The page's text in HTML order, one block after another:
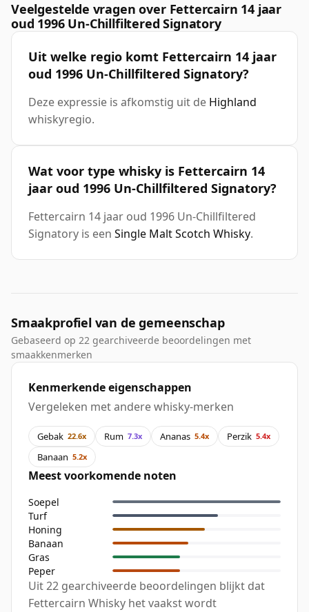
Veelgestelde vragen over Fettercairn 14 jaar
oud 1996 Un-Chillfiltered Signatory
Uit welke regio komt Fettercairn 14 jaar
oud 1996 Un-Chillfiltered Signatory?
Deze expressie is afkomstig uit de Highland
whiskyregio.
Wat voor type whisky is Fettercairn 14
jaar oud 1996 Un-Chillfiltered Signatory?
Fettercairn 14 jaar oud 1996 Un-Chillfiltered
Signatory is een Single Malt Scotch Whisky.
Smaakprofiel van de gemeenschap
Gebaseerd op 22 gearchiveerde beoordelingen met
smaakkenmerken
Kenmerkende eigenschappen
Vergeleken met andere whisky-merken
Gebak 22.6x Rum 7.3x Ananas 5.4x Perzik 5.4x
Banaan 5.2x
Meest voorkomende noten
Soepel
Turf
Honing
Banaan
Gras
Peper
Uit 22 gearchiveerde beoordelingen blijkt dat
Fettercairn Whisky het vaakst wordt